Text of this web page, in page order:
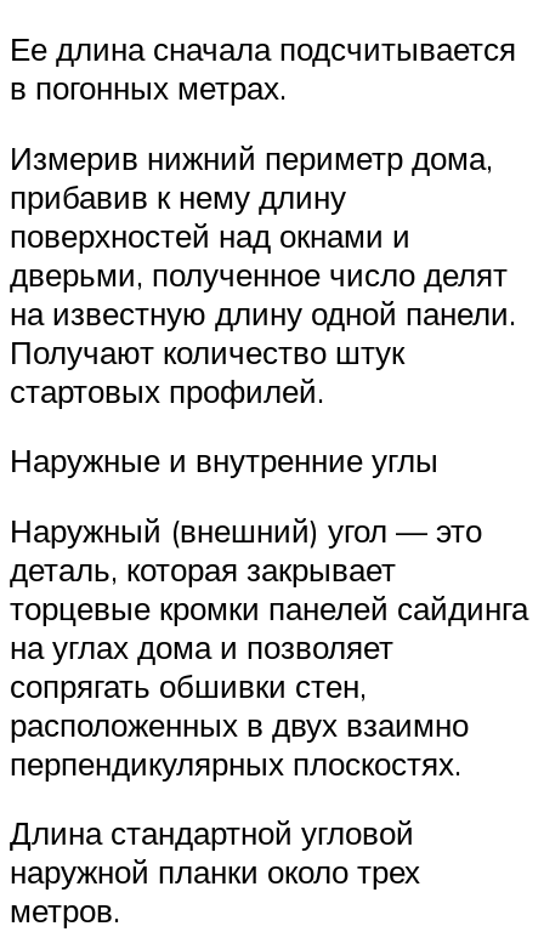
Ее длина сначала подсчитывается
в погонных метрах.
Измерив нижний периметр дома,
прибавив к нему длину
поверхностей над окнами и
дверьми, полученное число делят
на известную длину одной панели.
Получают количество штук
стартовых профилей.
Наружные и внутренние углы
Наружный (внешний) угол — это
деталь, которая закрывает
торцевые кромки панелей сайдинга
на углах дома и позволяет
сопрягать обшивки стен,
расположенных в двух взаимно
перпендикулярных плоскостях.
Длина стандартной угловой
наружной планки около трех
метров.